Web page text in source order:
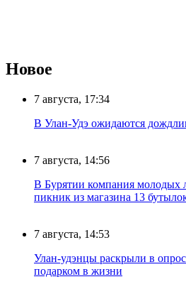
Новое
7 августа, 17:34
В Улан-Удэ ожидаются
7 августа, 14:56
В Бурятии компания молодых
пикник из магазина 13
7 августа, 14:53
Улан-удэнцы раскрыли в
подарком в жизни